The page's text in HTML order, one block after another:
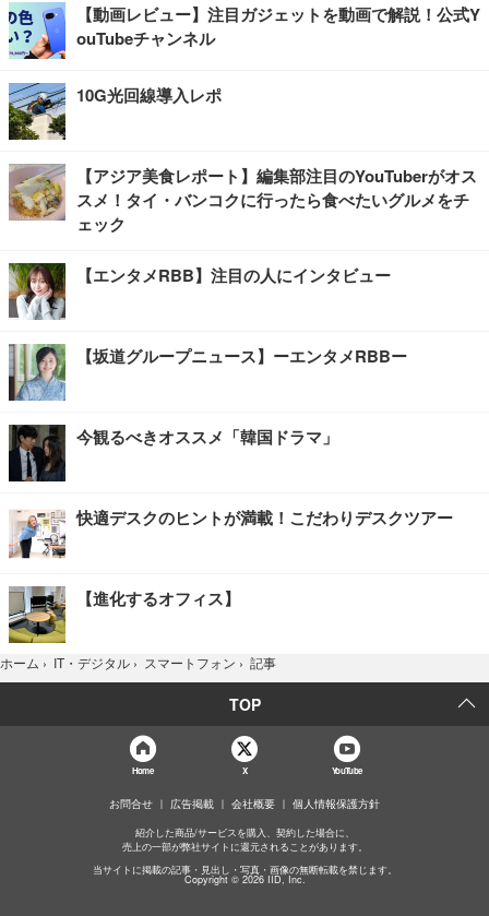
【動画レビュー】注目ガジェットを動画で解説！公式Y
ouTubeチャンネル
10G光回線導入レポ
【アジア美食レポート】編集部注目のYouTuberがオス
スメ！タイ・バンコクに行ったら食べたいグルメをチ
ェック
【エンタメRBB】注目の人にインタビュー
【坂道グループニュース】ーエンタメRBBー
今観るべきオススメ「韓国ドラマ」
快適デスクのヒントが満載！こだわりデスクツアー
【進化するオフィス】
ホーム › IT・デジタル › スマートフォン › 記事
TOP
Home X YouTube
お問合せ 広告掲載 会社概要 個人情報保護方針
紹介した商品/サービスを購入、契約した場合に、
売上の一部が弊社サイトに還元されることがあります。
当サイトに掲載の記事・見出し・写真・画像の無断転載を禁じます。
Copyright © 2026 IID, Inc.